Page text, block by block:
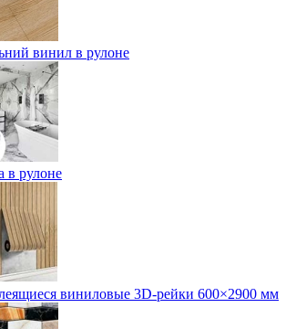
винил в рулоне
в рулоне
виниловые 3D‑рейки 600×2900 мм